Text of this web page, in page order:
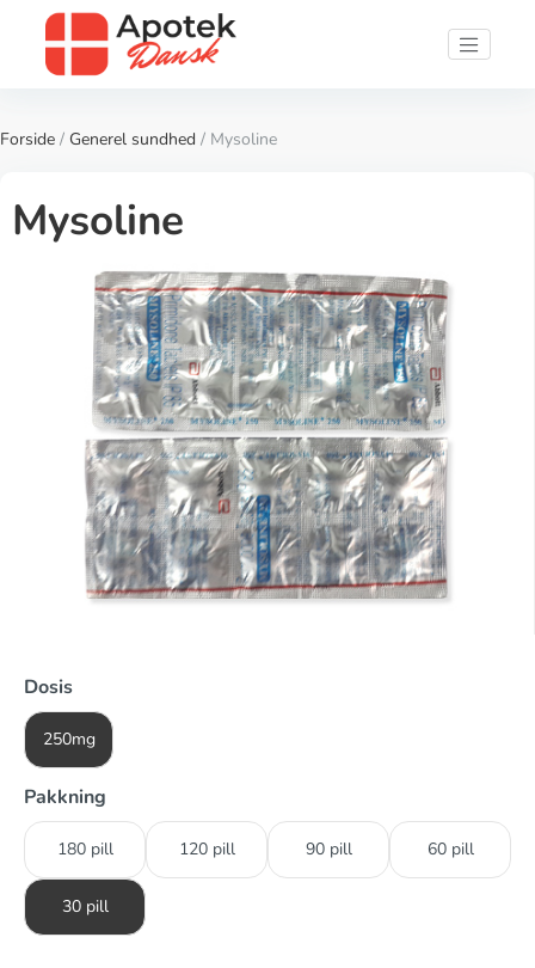
Forside / Generel sundhed / Mysoline
Mysoline
Dosis
250mg
Pakkning
180 pill 120 pill 90 pill 60 pill
30 pill